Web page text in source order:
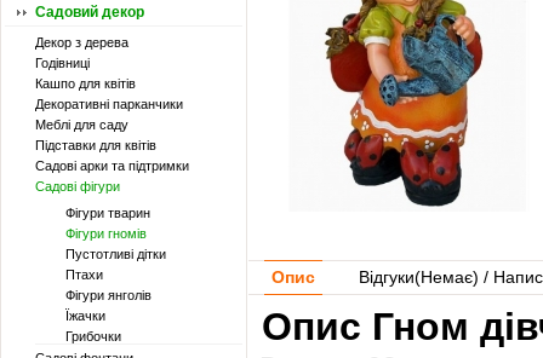
Садовий декор
Декор з дерева
Годівниці
Кашпо для квітів
Декоративні парканчики
Меблі для саду
Підставки для квітів
Садові арки та підтримки
Садові фігури
Фігури тварин
Фігури гномів
Пустотливі дітки
Птахи
Фігури янголів
Їжачки
Грибочки
Опис Відгуки(Немає) /
Опис Гном